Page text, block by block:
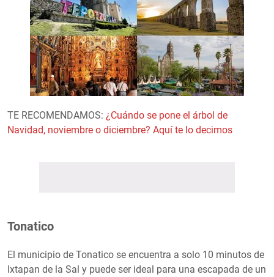
TE RECOMENDAMOS: ¿Cuándo se pone el árbol de
Navidad, noviembre o diciembre? Aquí te lo decimos
Tonatico
El municipio de Tonatico se encuentra a solo 10 minutos de
Ixtapan de la Sal y puede ser ideal para una escapada de un